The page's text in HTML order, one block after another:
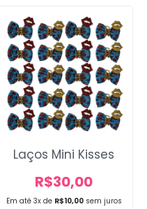
Em até 3x de R$10,00 sem juros
Laços Mini Kisses
R$30,00